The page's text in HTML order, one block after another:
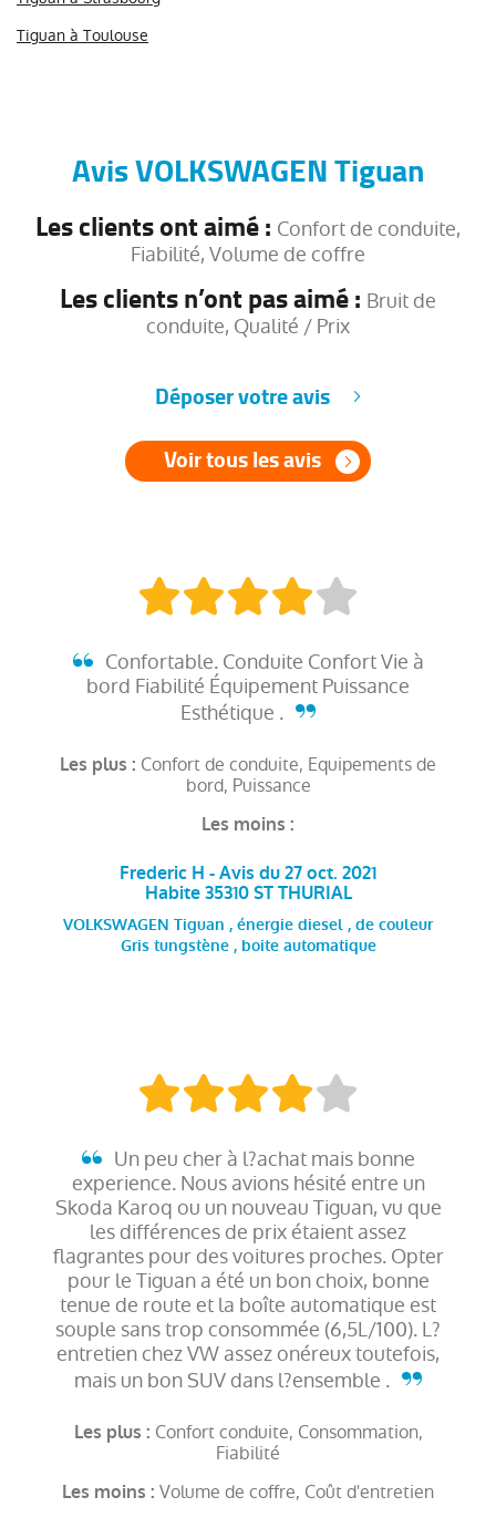
Tiguan à Toulouse
Avis VOLKSWAGEN Tiguan
Les clients ont aimé : Confort de conduite,
Fiabilité, Volume de coffre
Les clients n’ont pas aimé : Bruit de
conduite, Qualité / Prix
Déposer votre avis
Voir tous les avis
Confortable. Conduite Confort Vie à
bord Fiabilité Équipement Puissance
Esthétique .
Les plus : Confort de conduite, Equipements de
bord, Puissance
Les moins :
Frederic H - Avis du 27 oct. 2021
Habite 35310 ST THURIAL
VOLKSWAGEN Tiguan , énergie diesel , de couleur
Gris tungstène , boite automatique
Un peu cher à l?achat mais bonne
experience. Nous avions hésité entre un
Skoda Karoq ou un nouveau Tiguan, vu que
les différences de prix étaient assez
flagrantes pour des voitures proches. Opter
pour le Tiguan a été un bon choix, bonne
tenue de route et la boîte automatique est
souple sans trop consommée (6,5L/100). L?
entretien chez VW assez onéreux toutefois,
mais un bon SUV dans l?ensemble .
Les plus : Confort conduite, Consommation,
Fiabilité
Les moins : Volume de coffre, Coût d'entretien